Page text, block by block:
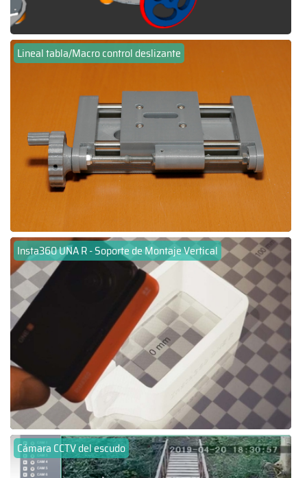
Lineal tabla/Macro control deslizante
Insta360 UNA R - Soporte de Montaje Vertical
Cámara CCTV del escudo